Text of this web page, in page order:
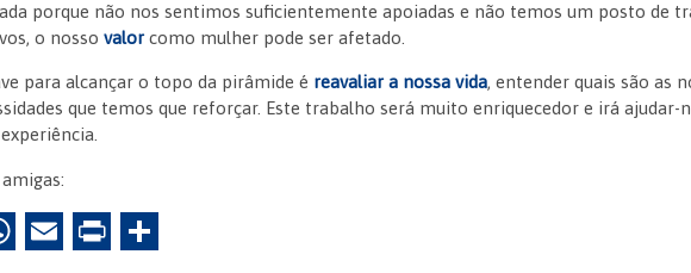
porque não nos sentimos suficientemente apoiadas e não temos um posto de
o nossovalorcomo mulher pode ser afetado.
para alcançar o topo da pirâmide é reavaliar a nossa vida, entender quais são as
que temos que reforçar. Este trabalho será muito enriquecedor e irá ajudar-
W
E
Pr